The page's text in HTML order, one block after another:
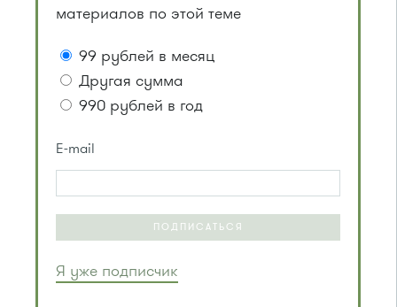
материалов по этой теме
99 рублей в месяц
Другая сумма
990 рублей в год
E-mail
ПОДПИСАТЬСЯ
Я уже подписчик